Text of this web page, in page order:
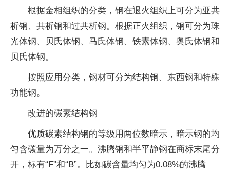
根据金相组织的分类，钢在退火组织上可分为亚共
析钢、共析钢和过共析钢。根据正火组织，钢可分为珠
光体钢、贝氏体钢、马氏体钢、铁素体钢、奥氏体钢和
贝氏体钢。
按照应用分类，钢材可分为结构钢、东西钢和特殊
功能钢。
改进的碳素结构钢
优质碳素结构钢的等级用两位数暗示，暗示钢的均
匀含碳量为万分之一。沸腾钢和半平静钢在商标末尾分
开，标有“F”和“B”。比如碳含量均匀为0.08%的沸腾